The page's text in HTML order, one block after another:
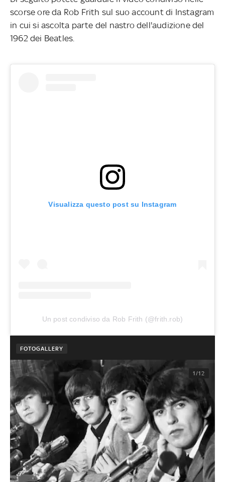
scorse ore da Rob Frith sul suo account di Instagram
in cui si ascolta parte del nastro dell'audizione del
1962 dei Beatles.
Visualizza questo post su Instagram
Un post condiviso da Rob Frith (@frith.rob)
FOTOGALLERY
1/12